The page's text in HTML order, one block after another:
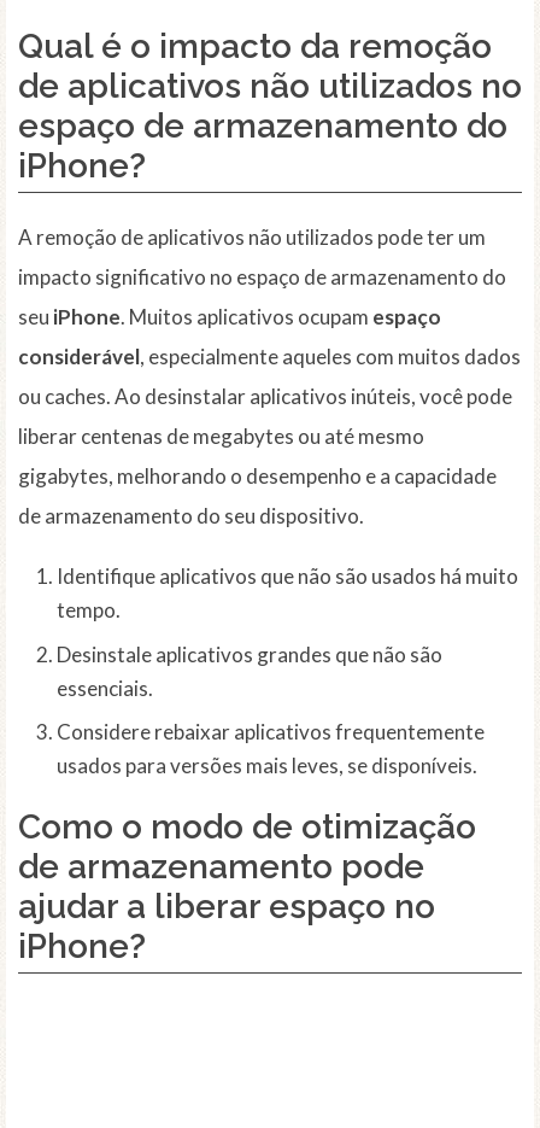
Qual é o impacto da remoção
de aplicativos não utilizados no
espaço de armazenamento do
iPhone?
A remoção de aplicativos não utilizados pode ter um
impacto significativo no espaço de armazenamento do
seu iPhone. Muitos aplicativos ocupam espaço
considerável, especialmente aqueles com muitos dados
ou caches. Ao desinstalar aplicativos inúteis, você pode
liberar centenas de megabytes ou até mesmo
gigabytes, melhorando o desempenho e a capacidade
de armazenamento do seu dispositivo.
Identifique aplicativos que não são usados há muito
tempo.
Desinstale aplicativos grandes que não são
essenciais.
Considere rebaixar aplicativos frequentemente
usados para versões mais leves, se disponíveis.
Como o modo de otimização
de armazenamento pode
ajudar a liberar espaço no
iPhone?